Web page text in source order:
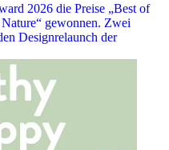
2026 die Preise „Best of
gewonnen. Zwei
Designrelaunch der